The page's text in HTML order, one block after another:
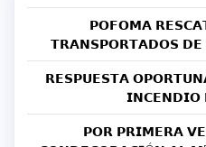
𝗣𝗢𝗙𝗢𝗠𝗔
𝗧𝗥𝗔𝗡𝗦𝗣𝗢𝗥𝗧𝗔𝗗𝗢𝗦
𝗥𝗘𝗦𝗣𝗨𝗘𝗦𝗧𝗔
𝗜𝗡𝗖𝗘𝗡𝗗𝗜𝗢
𝗣𝗢𝗥 𝗣𝗥𝗜𝗠𝗘𝗥𝗔